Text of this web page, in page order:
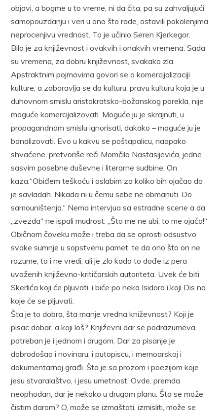
objavi, a bogme u to vreme, ni da čita, pa su zahvaljujući
samopouzdanju i veri u ono što rade, ostavili pokolenjima
neprocenjivu vrednost. To je učinio Seren Kjerkegor.
Bilo je za književnost i ovakvih i onakvih vremena. Sada
su vremena, za dobru književnost, svakako zla.
Apstraktnim pojmovima govori se o komercijalizaciji
kulture, a zaboravlja se da kulturu, pravu kulturu koja je u
duhovnom smislu aristokratsko-božanskog porekla, nije
moguće komercijalizovati. Moguće ju je skrajnuti, u
propagandnom smislu ignorisati, dakako – moguće ju je
banalizovati. Evo u kakvu se poštapalicu, naopako
shvaćene, pretvoriše reči Momčila Nastasijevića, jedne
sasvim posebne duševne i literarne sudbine: On
kaza:“Obiđem teškoću i oslabim za koliko bih ojačao da
je savladah. Nikada ni u čemu sebe ne obmanuti. Do
samouništenja.“ Nema intervjua sa estradne scene a da
„zvezda“ ne ispali mudrost: „Što me ne ubi, to me ojača!“
Običnom čoveku može i treba da se oprosti odsustvo
svake sumnje u sopstvenu pamet, te da ono što on ne
razume, to i ne vredi, ali je zlo kada to dođe iz pera
uvaženih književno-kritičarskih autoriteta. Uvek će biti
Skerlića koji će pljuvati, i biće po neka Isidora i koji Dis na
koje će se pljuvati.
Šta je to dobra, šta manje vredna kniževnost? Koji je
pisac dobar, a koji loš? Književni dar se podrazumeva,
potreban je i jednom i drugom. Dar za pisanje je
dobrodošao i novinaru, i putopiscu, i memoarskoj i
dokumentarnoj građi. Šta je sa prozom i poezijom koje
jesu stvaralaštvo, i jesu umetnost. Ovde, premda
neophodan, dar je nekako u drugom planu. Šta se može
čistim darom? O, može se izmaštati, izmisliti, može se